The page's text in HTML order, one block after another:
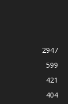
2947
599
421
404